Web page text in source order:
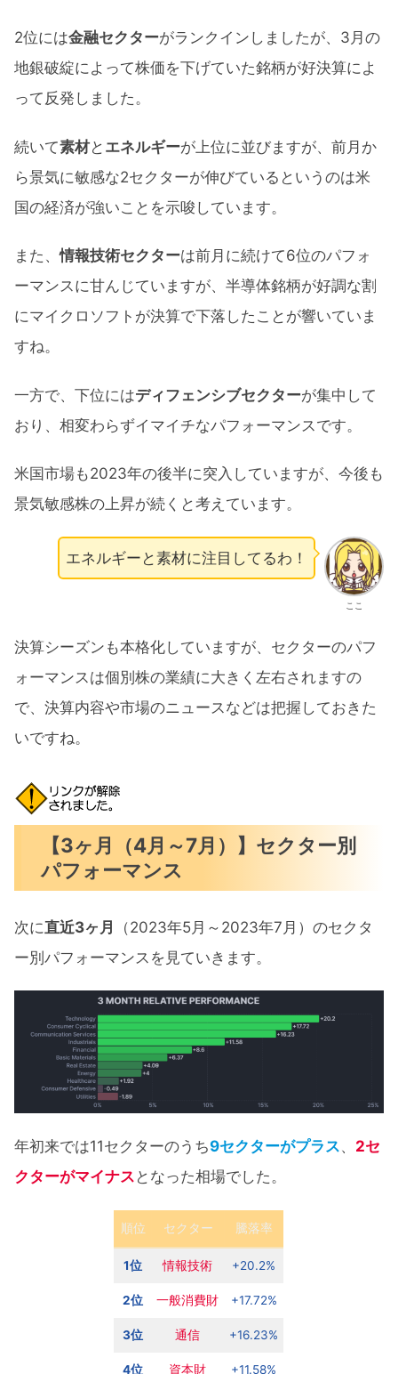
2位には金融セクターがランクインしましたが、3月の
地銀破綻によって株価を下げていた銘柄が好決算によ
って反発しました。
続いて素材と エネルギーが上位に並びますが、前月か
ら景気に敏感な2セクターが伸びているというのは米
国の経済が強いことを示唆しています。
また、情報技術セクターは前月に続けて6位のパフォ
ーマンスに甘んじていますが、半導体銘柄が好調な割
にマイクロソフトが決算で下落したことが響いていま
すね。
一方で、下位にはディフェンシブセクターが集中して
おり、相変わらずイマイチなパフォーマンスです。
米国市場も2023年の後半に突入していますが、今後も
景気敏感株の上昇が続くと考えています。
ここ
エネルギーと素材に注目してるわ！
決算シーズンも本格化していますが、セクターのパフ
ォーマンスは個別株の業績に大きく左右されますの
で、決算内容や市場のニュースなどは把握しておきた
いですね。
【3ヶ月（4月～7月）】セクター別
パフォーマンス
次に直近3ヶ月
（2023年5月～2023年7月）のセクタ
ー別パフォーマンスを見ていきます。
年初来では11セクターのうち9セクターがプラス、 2セ
クターがマイナス となった相場でした。
順位 セクター 騰落率
1位 情報技術 +20.2%
2位 一般消費財 +17.72%
3位 通信 +16.23%
4位 資本財 +11.58%